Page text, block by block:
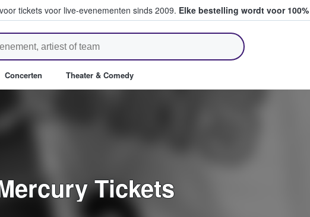
tickets voor live-evenementen sinds 2009. Elke bestelling wordt voor
fans tickets kopen en verkopen
Concerten Theater & Comedy
Tickets